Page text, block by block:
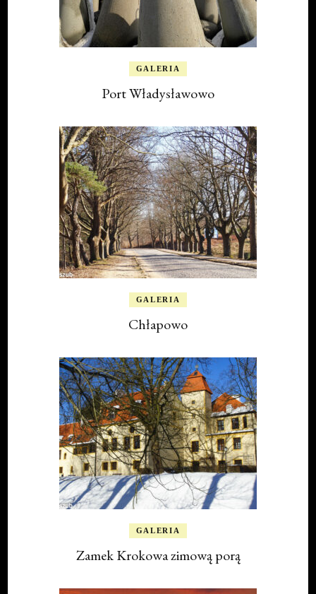
GALERIA
Port Władysławowo
GALERIA
Chłapowo
GALERIA
Zamek Krokowa zimową porą